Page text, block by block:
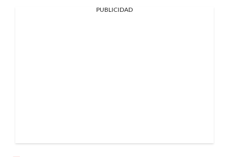
PUBLICIDAD